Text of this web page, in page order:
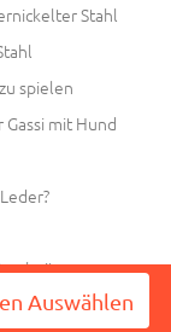
Auswählen
Stahl
spielen
mit Hund